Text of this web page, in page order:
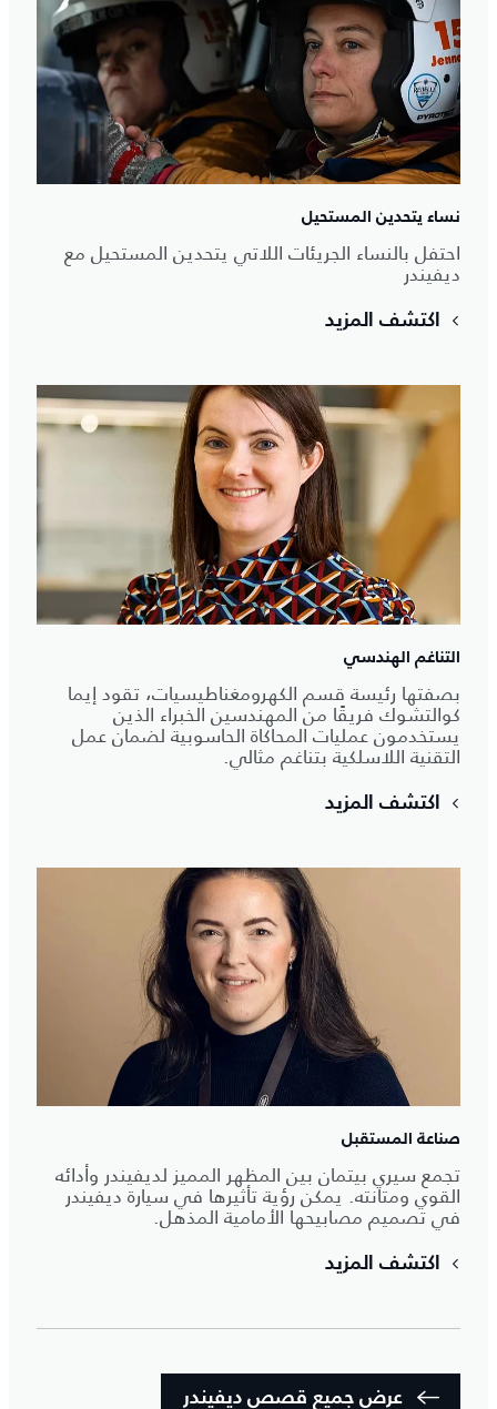
نساء يتحدين المستحيل
احتفل بالنساء الجريئات اللاتي يتحدين المستحيل مع
ديفيندر
اكتشف المزيد
التناغم الهندسي
بصفتها رئيسة قسم الكهرومغناطيسيات، تقود إيما
كوالتشوك فريقًا من المهندسين الخبراء الذين
يستخدمون عمليات المحاكاة الحاسوبية لضمان عمل
التقنية اللاسلكية بتناغم مثالي.
اكتشف المزيد
صناعة المستقبل
تجمع سيري بيتمان بين المظهر المميز لديفيندر وأدائه
القوي ومتانته. يمكن رؤية تأثيرها في سيارة ديفيندر
في تصميم مصابيحها الأمامية المذهل.
اكتشف المزيد
عرض جميع قصص ديفيندر